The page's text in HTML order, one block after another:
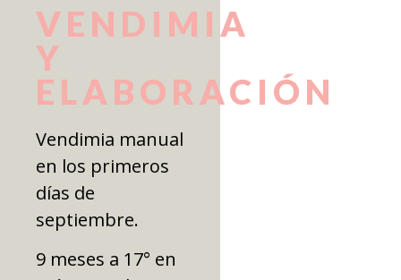
VENDIMIA
Y
ELABORACIÓN
Vendimia manual
en los primeros
días de
septiembre.
9 meses a 17° en